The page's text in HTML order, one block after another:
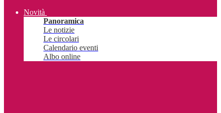
Novità
Panoramica
Le notizie
Le circolari
Calendario eventi
Albo online